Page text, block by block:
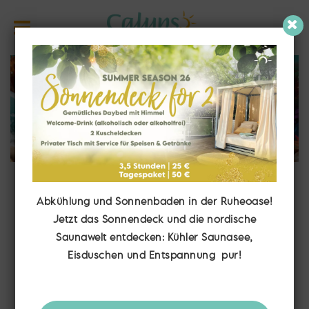
Der Nikolaus in
Badehose
Die karibische Nikolaus-
Abkühlung und Sonnenbaden in der Ruheoase!
Jetzt das Sonnendeck und die nordische
Saunawelt entdecken: Kühler Saunasee,
Eisduschen und Entspannung pur!